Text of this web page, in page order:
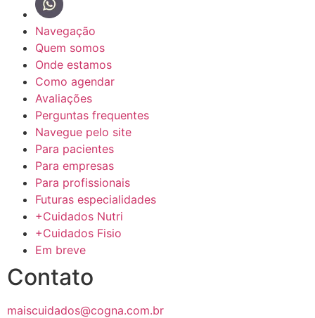
Navegação
Quem somos
Onde estamos
Como agendar
Avaliações
Perguntas frequentes
Navegue pelo site
Para pacientes
Para empresas
Para profissionais
Futuras especialidades
+Cuidados Nutri
+Cuidados Fisio
Em breve
Contato
maiscuidados@cogna.com.br